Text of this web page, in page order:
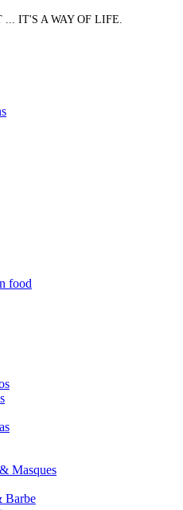
... IT'S A WAY OF LIFE.
food
Masques
Barbe